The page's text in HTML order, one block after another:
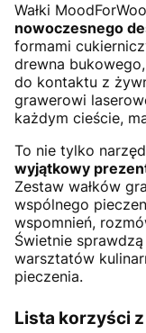
Wałki
nowoczesnego
formami
drewna
do kontaktu z
grawerowi
każdym cieście,
To nie tylko
wyjątkowy
Zestaw wałków
wspólnego
wspomnień,
Świetnie
warsztatów
pieczenia.
Lista korzyści